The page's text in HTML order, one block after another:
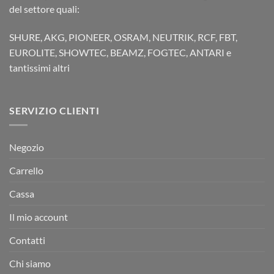
del settore quali:
SHURE, AKG, PIONEER, OSRAM, NEUTRIK, RCF, FBT,
EUROLITE, SHOWTEC, BEAMZ, FOGTEC, ANTARI e
tantissimi altri
SERVIZIO CLIENTI
Negozio
Carrello
Cassa
Il mio account
Contatti
Chi siamo